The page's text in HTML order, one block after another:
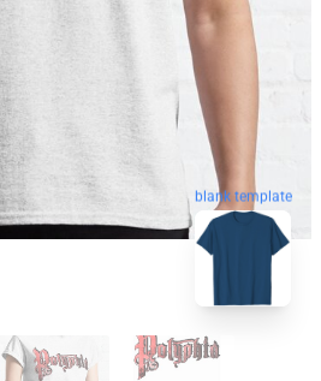
blank template